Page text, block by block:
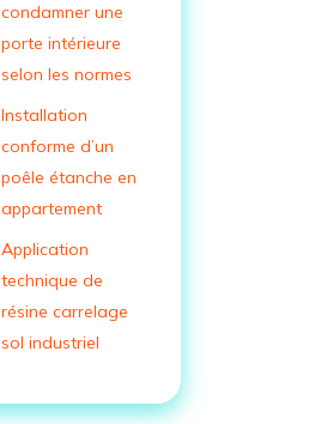
condamner une
porte intérieure
selon les normes
Installation
conforme d’un
poêle étanche en
appartement
Application
technique de
résine carrelage
sol industriel